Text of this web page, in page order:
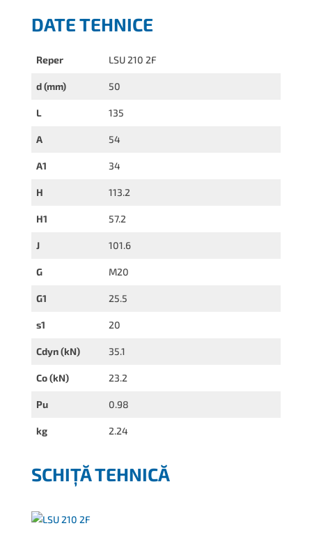
DATE TEHNICE
Reper LSU 210 2F
d (mm) 50
L 135
A 54
A1 34
H 113.2
H1 57.2
J 101.6
G M20
G1 25.5
s1 20
Cdyn (kN) 35.1
Co (kN) 23.2
Pu 0.98
kg 2.24
SCHIȚĂ TEHNICĂ